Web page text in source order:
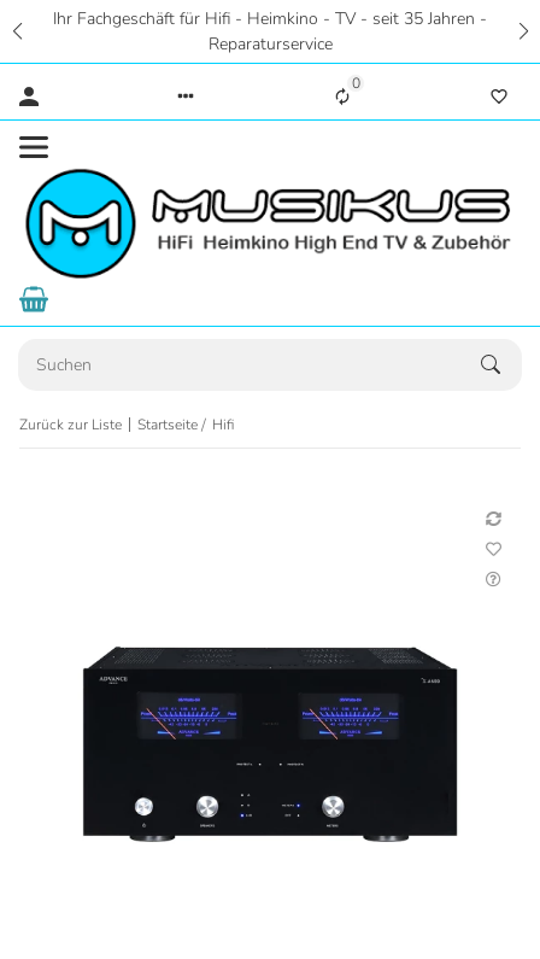
35 Jahren -
Zentral in Hannover - Riesige Auswahl
Hörstudios in Wohnraumatmosphäre -
0
Zurück zur Liste Startseite Hifi